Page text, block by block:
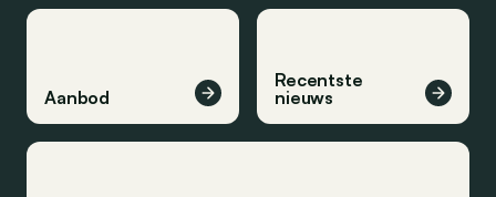
Aanbod
Recentste
nieuws